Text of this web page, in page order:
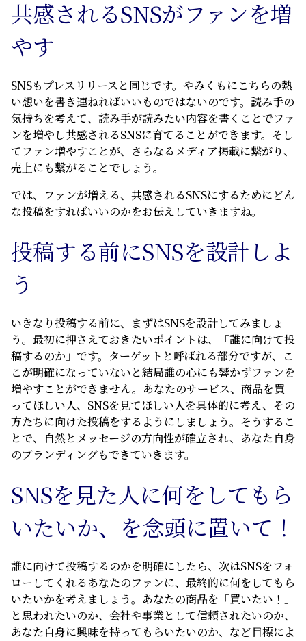
共感されるSNSがファンを増
やす
SNSもプレスリリースと同じです。やみくもにこちらの熱
い想いを書き連ねればいいものではないのです。読み手の
気持ちを考えて、読み手が読みたい内容を書くことでファ
ンを増やし共感されるSNSに育てることができます。そし
てファン増やすことが、さらなるメディア掲載に繋がり、
売上にも繋がることでしょう。
では、ファンが増える、共感されるSNSにするためにどん
な投稿をすればいいのかをお伝えしていきますね。
投稿する前にSNSを設計しよ
う
いきなり投稿する前に、まずはSNSを設計してみましょ
う。最初に押さえておきたいポイントは、「誰に向けて投
稿するのか」です。ターゲットと呼ばれる部分ですが、こ
こが明確になっていないと結局誰の心にも響かずファンを
増やすことができません。あなたのサービス、商品を買
ってほしい人、SNSを見てほしい人を具体的に考え、その
方たちに向けた投稿をするようにしましょう。そうするこ
とで、自然とメッセージの方向性が確立され、あなた自身
のブランディングもできていきます。
SNSを見た人に何をしてもら
いたいか、を念頭に置いて！
誰に向けて投稿するのかを明確にしたら、次はSNSをフォ
ローしてくれるあなたのファンに、最終的に何をしてもら
いたいかを考えましょう。あなたの商品を「買いたい！」
と思われたいのか、会社や事業として信頼されたいのか、
あなた自身に興味を持ってもらいたいのか、など目標によ